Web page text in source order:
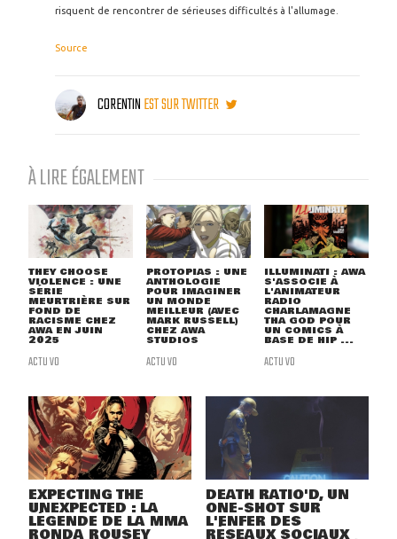
risquent de rencontrer de sérieuses difficultés à l'allumage.
Source
CORENTINEST SUR TWITTER
À LIRE ÉGALEMENT
THEY CHOOSE
VIOLENCE : UNE
SÉRIE
MEURTRIÈRE SUR
FOND DE
RACISME CHEZ
AWA EN JUIN
2025
ACTU VO
PROTOPIAS : UNE
ANTHOLOGIE
POUR IMAGINER
UN MONDE
MEILLEUR (AVEC
MARK RUSSELL)
CHEZ AWA
STUDIOS
ACTU VO
ILLUMINATI : AWA
S'ASSOCIE À
L'ANIMATEUR
RADIO
CHARLAMAGNE
THA GOD POUR
UN COMICS À
BASE DE HIP ...
ACTU VO
EXPECTING THE
UNEXPECTED : LA
LÉGENDE DE LA MMA
DEATH RATIO'D, UN
ONE-SHOT SUR
L'ENFER DES